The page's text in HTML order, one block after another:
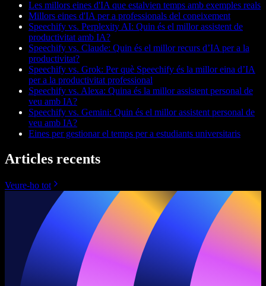
Les millors eines d'IA que estalvien temps amb exemples reals
Millors eines d'IA per a professionals del coneixement
Speechify vs. Perplexity AI: Quin és el millor assistent de
productivitat amb IA?
Speechify vs. Claude: Quin és el millor recurs d’IA per a la
productivitat?
Speechify vs. Grok: Per què Speechify és la millor eina d’IA
per a la productivitat professional
Speechify vs. Alexa: Quina és la millor assistent personal de
veu amb IA?
Speechify vs. Gemini: Quin és el millor assistent personal de
veu amb IA?
Eines per gestionar el temps per a estudiants universitaris
Articles recents
Veure-ho tot